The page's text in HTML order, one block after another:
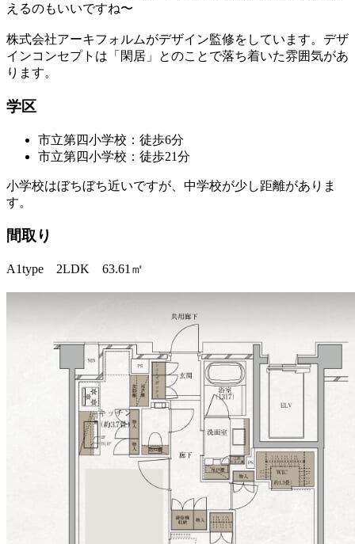
えるのもいいですね〜
株式会社アーキフォルムがデザイン監修をしています。デザ
インコンセプトは「閑居」とのことで落ち着いた雰囲気があ
ります。
学区
市立第四小学校：徒歩6分
市立第四小学校：徒歩21分
小学校はぼちぼち近いですが、中学校が少し距離がありま
す。
間取り
A1type 2LDK 63.61㎡